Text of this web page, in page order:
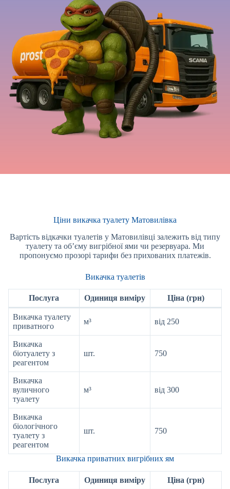
Ціни викачка туалету Матовилівка
Вартість відкачки туалетів у Матовилівці залежить від типу
туалету та об’єму вигрібної ями чи резервуара. Ми
пропонуємо прозорі тарифи без прихованих платежів.
Викачка туалетів
Послуга Одиниця виміру Ціна (грн)
Викачка туалету
приватного
м³ від 250
Викачка
біотуалету з
реагентом
шт. 750
Викачка
вуличного
туалету
м³ від 300
Викачка
біологічного
туалету з
реагентом
шт. 750
Викачка приватних вигрібних ям
Послуга Одиниця виміру Ціна (грн)